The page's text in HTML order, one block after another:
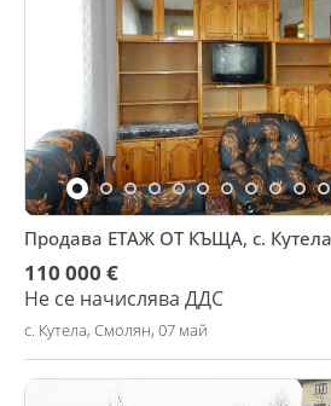
Продава ЕТАЖ ОТ КЪЩА, с.
110 000 €
Не се начислява ДДС
с. Кутела, Смолян, 07 май